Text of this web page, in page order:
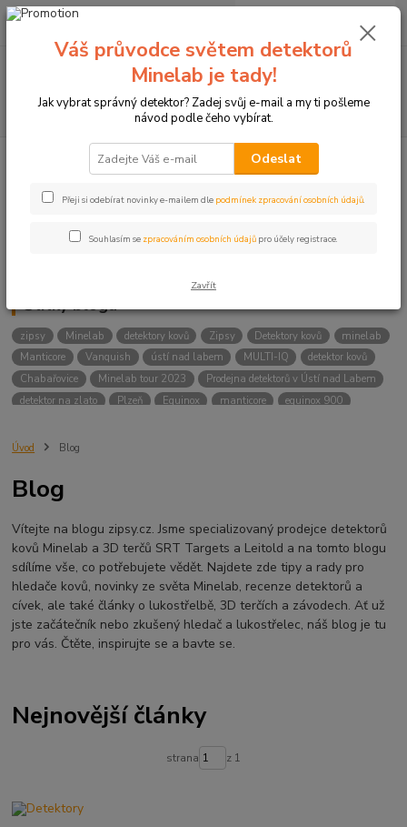
Hledat
+420774877333
0 Kč
Kategorie blogu
Detektory
Lukostřelba
Štítky blogu
zipsy Minelab detektory kovů Zipsy Detektory kovů
minelab
Manticore
Vanquish ústí nad labem MULTI-IQ
detektor kovů
Chabařovice
Minelab tour 2023
Prodejna detektorů v Ústí nad Labem
detektor na zlato
Plzeň Equinox manticore
equinox 900
Sraz detektorářů
ÚSTÍ NAD LABEM
Jídlo na cesty
Mníšek u Liberece Karlovy Vary
Equinox 900
Soutěž o detektor
Severní Čechy
hledání pokladů
technologie Multi IQ
Úvod Blog
Blog
Vítejte na blogu zipsy.cz. Jsme specializovaný prodejce detektorů
kovů Minelab a 3D terčů SRT Targets a Leitold a na tomto blogu
sdílíme vše, co potřebujete vědět. Najdete zde tipy a rady pro
hledače kovů, novinky ze světa Minelab, recenze detektorů a
cívek, ale také články o lukostřelbě, 3D terčích a závodech. Ať už
jste začátečník nebo zkušený hledač a lukostřelec, náš blog je tu
pro vás. Čtěte, inspirujte se a bavte se.
Nejnovější články
strana z 1
Váš průvodce světem detektorů
Minelab je tady!
Jak vybrat správný detektor? Zadej svůj e-mail a my ti pošleme
návod podle čeho vybírat.
Odeslat
Přeji si odebírat novinky e-mailem dle podmínek zpracování osobních údajů.
Souhlasím se zpracováním osobních údajů pro účely registrace.
Zavřít